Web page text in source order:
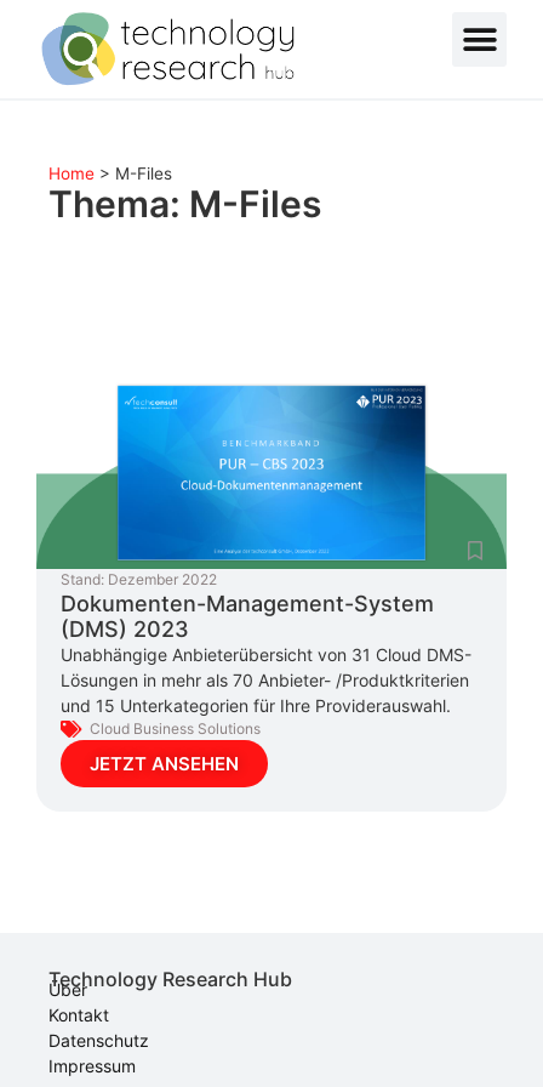
Home > M-Files
Thema: M-Files
Stand: Dezember 2022
Dokumenten-Management-System
(DMS) 2023
Unabhängige Anbieterübersicht von 31 Cloud DMS-
Lösungen in mehr als 70 Anbieter- /Produktkriterien
und 15 Unterkategorien für Ihre Providerauswahl.
Cloud Business Solutions
JETZT ANSEHEN
Technology Research Hub
Über
Kontakt
Datenschutz
Impressum